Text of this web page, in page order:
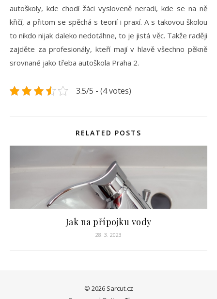
autoškoly, kde chodí žáci vysloveně neradi, kde se na ně
křičí, a přitom se spěchá s teorií i praxí. A s takovou školou
to nikdo nijak daleko nedotáhne, to je jistá věc. Takže raději
zajděte za profesionály, kteří mají v hlavě všechno pěkně
srovnané jako třeba autoškola Praha 2.
3.5/5 - (4 votes)
RELATED POSTS
Jak na přípojku vody
28. 3. 2023
© 2026 Sarcut.cz